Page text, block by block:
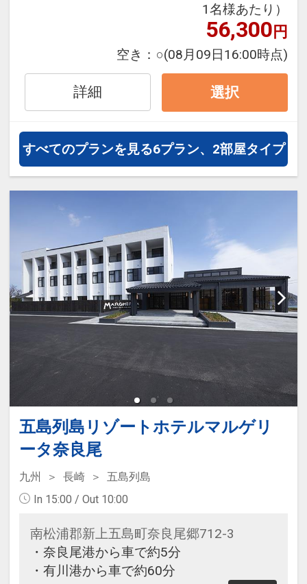
1名様あたり）
56,300円
空き： ○(08月09日16:00時点)
詳細 選択
すべてのプランを見る6プラン、2部屋タイプ
五島列島リゾートホテルマルゲリ
ータ奈良尾
九州 長崎
五島列島
In 15:00 / Out 10:00
南松浦郡新上五島町奈良尾郷712-3
・奈良尾港から車で約5分
・有川港から車で約60分